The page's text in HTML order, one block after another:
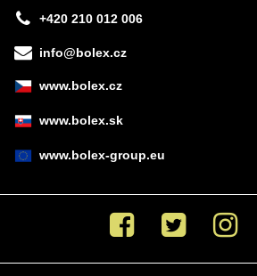
+420 210 012 006
info@bolex.cz
www.bolex.cz
www.bolex.sk
www.bolex-group.eu
Facebook Twitter Instagram